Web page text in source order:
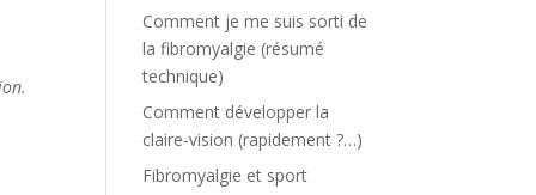
Comment je me suis sorti de
la fibromyalgie (résumé
technique)
Comment développer la
claire-vision (rapidement ?…)
Fibromyalgie et sport